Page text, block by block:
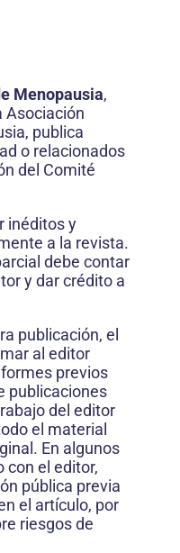
Menopausia,
Asociación
publica
o relacionados
del Comité
inéditos y
a la revista.
debe contar
y dar crédito a
publicación, el
al editor
previos
publicaciones
del editor
el material
En algunos
con el editor,
pública previa
el artículo, por
riesgos de